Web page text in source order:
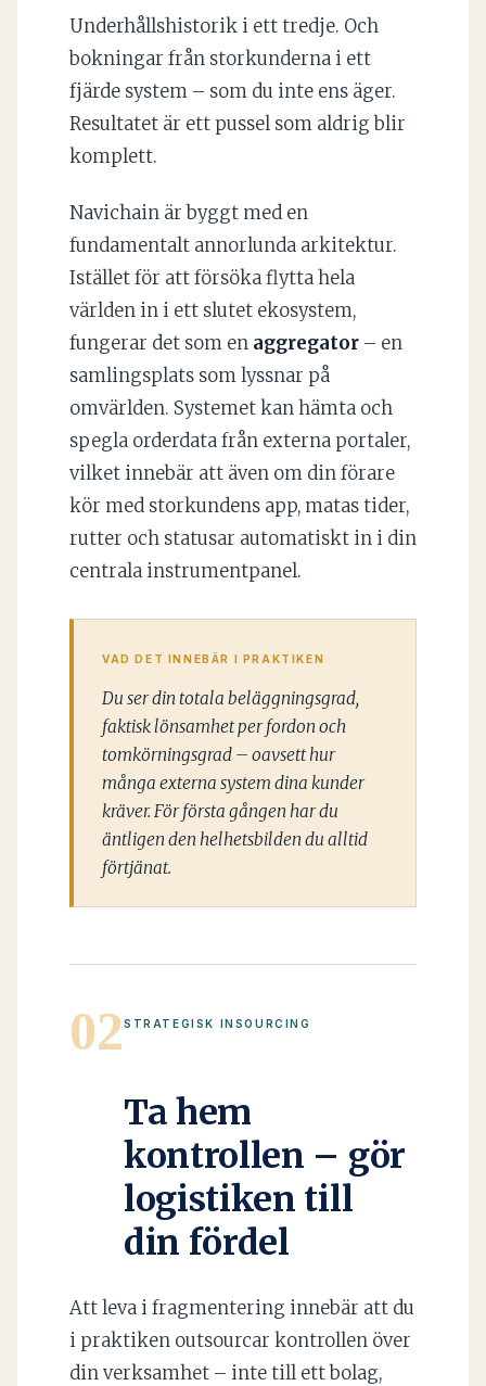
Underhållshistorik i ett tredje. Och
bokningar från storkunderna i ett
fjärde system – som du inte ens äger.
Resultatet är ett pussel som aldrig blir
komplett.
Navichain är byggt med en
fundamentalt annorlunda arkitektur.
Istället för att försöka flytta hela
världen in i ett slutet ekosystem,
fungerar det som en aggregator – en
samlingsplats som lyssnar på
omvärlden. Systemet kan hämta och
spegla orderdata från externa portaler,
vilket innebär att även om din förare
kör med storkundens app, matas tider,
rutter och statusar automatiskt in i din
centrala instrumentpanel.
VAD DET INNEBÄR I PRAKTIKEN
Du ser din totala beläggningsgrad,
faktisk lönsamhet per fordon och
tomkörningsgrad – oavsett hur
många externa system dina kunder
kräver. För första gången har du
äntligen den helhetsbilden du alltid
förtjänat.
02STRATEGISK INSOURCING
Ta hem
kontrollen – gör
logistiken till
din fördel
Att leva i fragmentering innebär att du
i praktiken outsourcar kontrollen över
din verksamhet – inte till ett bolag,